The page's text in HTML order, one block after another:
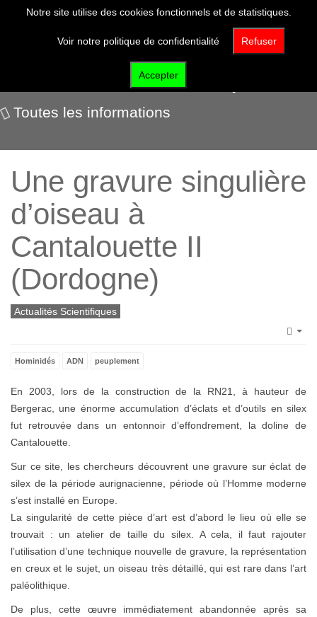
Actualités scientifiques
Toutes les informations
Une gravure singulière
d’oiseau à
Cantalouette II
(Dordogne)
Actualités Scientifiques
Hominidés ADN peuplement
En 2003, lors de la construction de la RN21, à hauteur de
Bergerac, une énorme accumulation d’éclats et d’outils en silex
fut retrouvée dans un entonnoir d’effondrement, la doline de
Cantalouette.
Sur ce site, les chercheurs découvrent une gravure sur éclat de
silex de la période aurignacienne, période où l’Homme moderne
s’est installé en Europe.
La singularité de cette pièce d’art est d’abord le lieu où elle se
trouvait : un atelier de taille du silex. A cela, il faut rajouter
l’utilisation d’une technique nouvelle de gravure, la représentation
en creux et le sujet, un oiseau très détaillé, qui est rare dans l’art
paléolithique.
De plus, cette œuvre immédiatement abandonnée après sa
Notre site utilise des cookies fonctionnels et de statistiques.
Voir notre politique de confidentialité Refuser
Accepter